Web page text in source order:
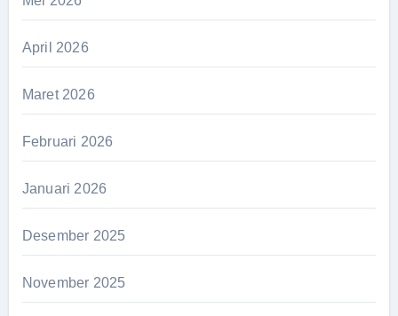
April 2026
Maret 2026
Februari 2026
Januari 2026
Desember 2025
November 2025